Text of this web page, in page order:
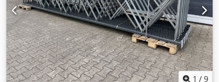
è offerto esclusivamente per il ritiro in loco. La spedizione
o il trasporto sono possibili solo su richiesta, con costi
aggiuntivi che possono essere richiesti separatamente a
seconda del luogo di consegna e della quantità.
1 /9